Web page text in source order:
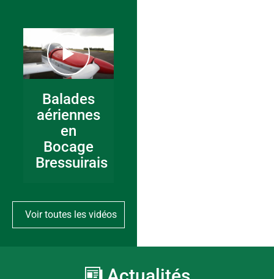
Balades
aériennes
en
Bocage
Bressuirais
Voir toutes les vidéos